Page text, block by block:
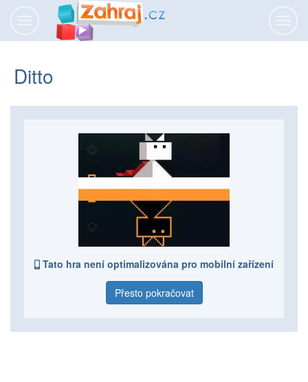
Ditto
Tato hra není optimalizována pro mobilní zařízení
Přesto pokračovat